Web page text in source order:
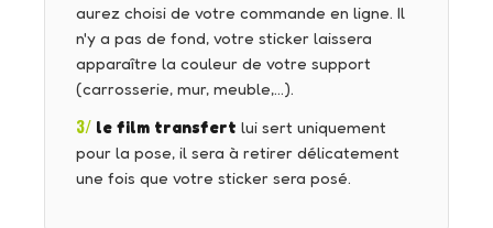
aurez choisi de votre commande en ligne. Il
n'y a pas de fond, votre sticker laissera
apparaître la couleur de votre support
(carrosserie, mur, meuble,…).
3/ le film transfert lui sert uniquement
pour la pose, il sera à retirer délicatement
une fois que votre sticker sera posé.